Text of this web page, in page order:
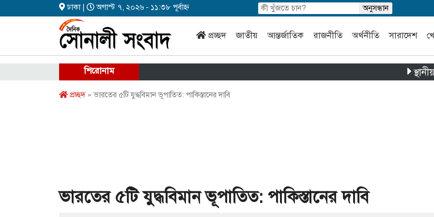
ঢাকা | অগাস্ট ৭, ২০২৬ - ১১:৩৮ পূর্বাহ্ন
প্রচ্ছদ জাতীয় আন্তর্জাতিক রাজনীতি অর্থনীতি সারাদেশ
শিরোনাম স্থানীয় সরকার
প্রচ্ছদ» ভারতের ৫টি যুদ্ধবিমান ভূপাতিত: পাকিস্তানের দাবি
ভারতের ৫টি যুদ্ধবিমান ভূপাতিত: পাকিস্তানের দাবি